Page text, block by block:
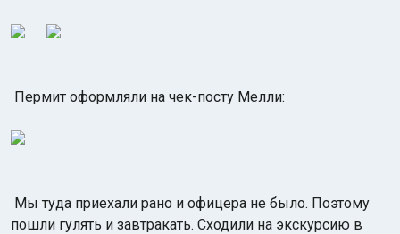
Пермит оформляли на чек-посту Мелли:
Мы туда приехали рано и офицера не было. Поэтому
пошли гулять и завтракать. Сходили на экскурсию в